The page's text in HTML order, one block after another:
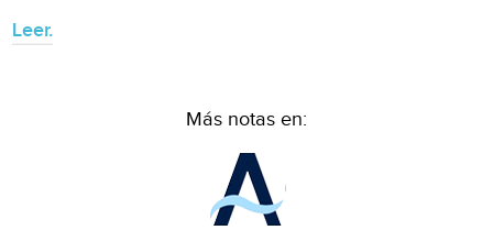
Leer.
Más notas en: